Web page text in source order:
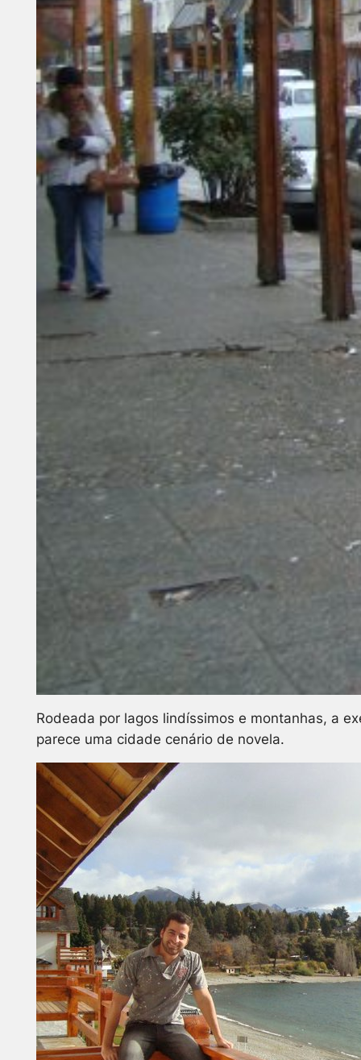
Rodeada por lagos lindíssimos e montanhas, a
parece uma cidade cenário de novela.